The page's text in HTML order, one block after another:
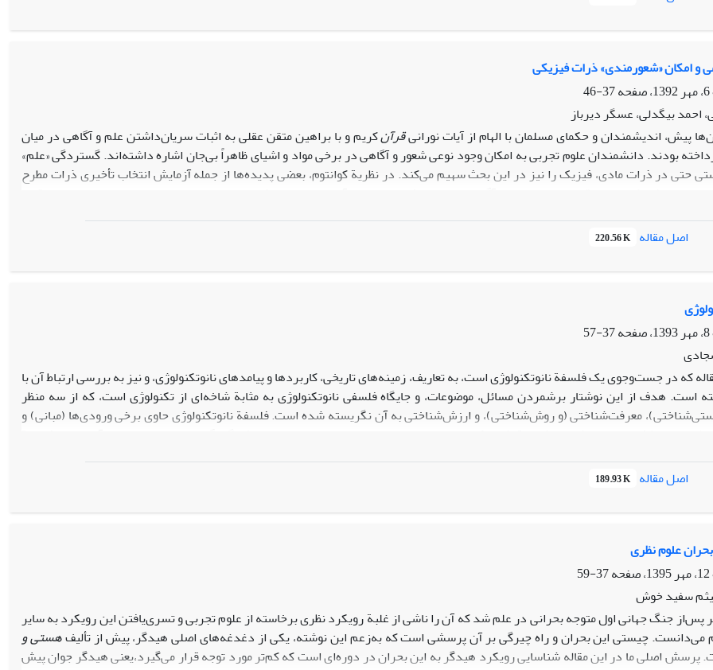
و امکان «شعورمندی» ذرات فیزیکی
37-46
احمد بیگدلی، عسگر دیرباز
پیش، اندیشمندان و حکمای مسلمان با الهام از آیات نورانیقرآنکریم و با براهین متقن عقلی به اثبات سریان‌داشتن علم و آگاهی در میان
بودند. دانشمندان علوم تجربی به امکان وجود نوعی شعور و آگاهی در برخی مواد و اشیای ظاهراً بی‌جان اشاره داشته‌اند. گستردگی «علم»
حتی در ذرات مادی، فیزیک را نیز در این بحث سهیم می‌کند. در نظریة کوانتوم، بعضی پدیده‌ها از جمله آزمایش انتخاب تأخیری ذرات مطرح
می‌نماید که ذرات از موقعیت پیرامون خود آگاهی دارند و رفتار مناسب با آن را انتخاب می‌کنند؛ همچنین، در بعضی از مدل‌های بدیل و رقیب
(مدل بوهم ـ دوبروی)، موج راهنما یا میدان اطلاعات مطرح است که این‌ها اشاره‌ای بر امکان شعورمندی ذرات فیزیکی دارند.
اصل مقاله 220.56 K
37-57
که در جست‌وجوی یک فلسفة نانوتکنولوژی است، به تعاریف، زمینه‌های تاریخی، کاربردها و پیامدهای نانوتکنولوژی، و نیز به بررسی ارتباط آن با
است. هدف از این نوشتار برشمردن مسائل، موضوعات، و جایگاه فلسفی نانوتکنولوژی به مثابة شاخه‌ای از تکنولوژی است، که از سه منظر
معرفت‌شناختی (و روش‌شناختی)، و ارزش‌شناختی به آن نگریسته شده است. فلسفة نانوتکنولوژی حاوی برخی ورودی‌ها (مبانی) و
(پیامدهای) فلسفی است که هم فلسفة تکنولوژی به معنای عام را دربر دارد و هم به سبب ارتباط تنگاتنگ با علم نوین، برخی از آموزه‌های فلسفة
خاص، به‌ویژه فلسفة فیزیک، را هم در‌بر گرفته است.
اصل مقاله 189.93 K
علوم نظری
37-59
سفید خوش
پس‌از جنگ جهانی اول متوجه بحرانی در علم شد که آن ‌را ناشی از غلبة رویکرد نظری برخاسته از علوم ‌تجربی و تسری‌یافتن این رویکرد به ‌سایر
چیستی این بحران و راه چیرگی بر آن پرسشی است که به‌زعم این نوشته، یکی از دغدغه‌های اصلی هیدگر، پیش از تألیفهستی و
پرسش اصلی ما در این مقاله شناسایی رویکرد هیدگر به این بحران در دوره‌ای است که کم‌تر مورد توجه قرار می‌گیرد،یعنی هیدگر جوان پیش